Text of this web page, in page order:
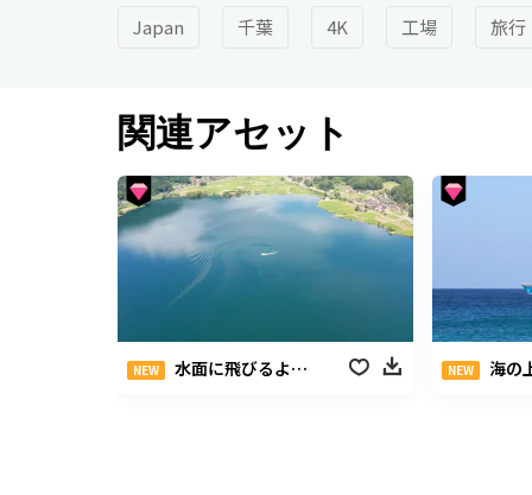
Japan 千葉 4K 工場 旅行
関連アセット
NEW 水面に飛びるような船 NEW 海の